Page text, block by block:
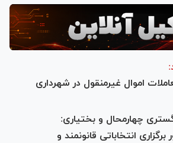
اموال غیرمنقول در شهرداری
چهارمحال و بختیاری:
انتخاباتی قانونمند و